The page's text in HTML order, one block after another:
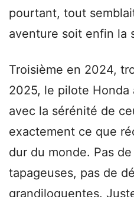
pourtant, tout
aventure soit enfin la
Troisième en 2024,
2025, le pilote Honda
avec la sérénité de
exactement ce que
dur du monde. Pas
tapageuses, pas de
grandiloquentes.